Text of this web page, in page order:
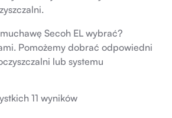
Secoh EL wybrać?
Pomożemy dobrać odpowiedni
lub systemu
11 wyników